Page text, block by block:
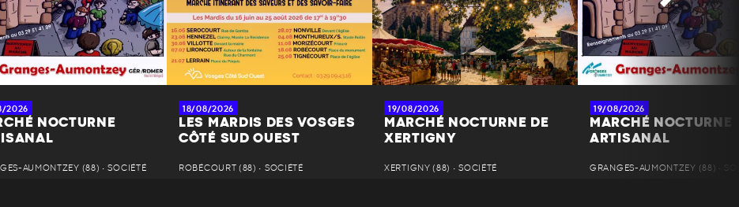
2026
NOCTURNE
AUMONTZEY (88) • SOCIÉTÉ
18/08/2026
LES MARDIS DES VOSGES
CÔTÉ SUD OUEST
ROBÉCOURT (88) • SOCIÉTÉ
19/08/2026
MARCHÉ NOCTURNE DE
XERTIGNY
XERTIGNY (88) • SOCIÉTÉ
19/08/2026
MARCHÉ NOCTURNE
ARTISANAL
GRANGES-AUMONTZEY (88) •